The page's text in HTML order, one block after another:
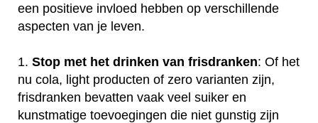
een positieve invloed hebben op verschillende
aspecten van je leven.
1. Stop met het drinken van frisdranken: Of het
nu cola, light producten of zero varianten zijn,
frisdranken bevatten vaak veel suiker en
kunstmatige toevoegingen die niet gunstig zijn